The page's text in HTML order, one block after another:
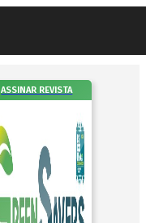
ASSINAR REVISTA